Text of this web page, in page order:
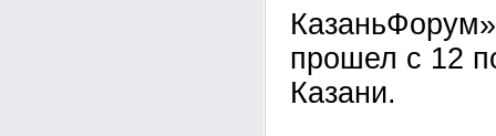
прошел с 12
Казани.